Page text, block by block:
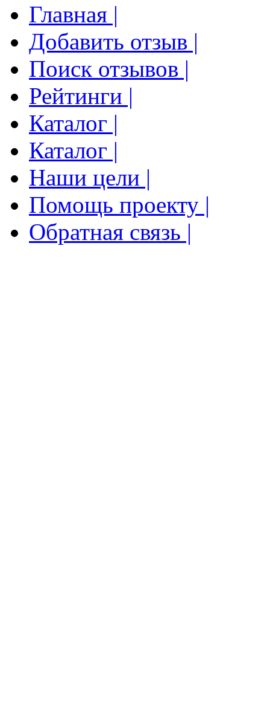
Главная |
Добавить отзыв |
Поиск отзывов |
Рейтинги |
Каталог |
Каталог |
Наши цели |
Помощь проекту |
Обратная связь |